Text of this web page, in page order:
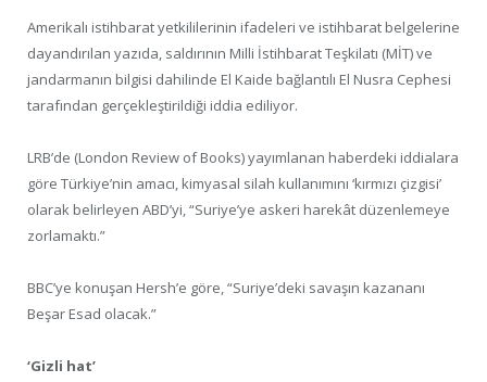
Amerikalı istihbarat yetkililerinin ifadeleri ve istihbarat belgelerine
dayandırılan yazıda, saldırının Milli İstihbarat Teşkilatı (MİT) ve
jandarmanın bilgisi dahilinde El Kaide bağlantılı El Nusra Cephesi
tarafından gerçekleştirildiği iddia ediliyor.
LRB’de (London Review of Books) yayımlanan haberdeki iddialara
göre Türkiye’nin amacı, kimyasal silah kullanımını ‘kırmızı çizgisi’
olarak belirleyen ABD’yi, “Suriye’ye askeri harekât düzenlemeye
zorlamaktı.”
BBC’ye konuşan Hersh’e göre, “Suriye’deki savaşın kazananı
Beşar Esad olacak.”
‘Gizli hat’